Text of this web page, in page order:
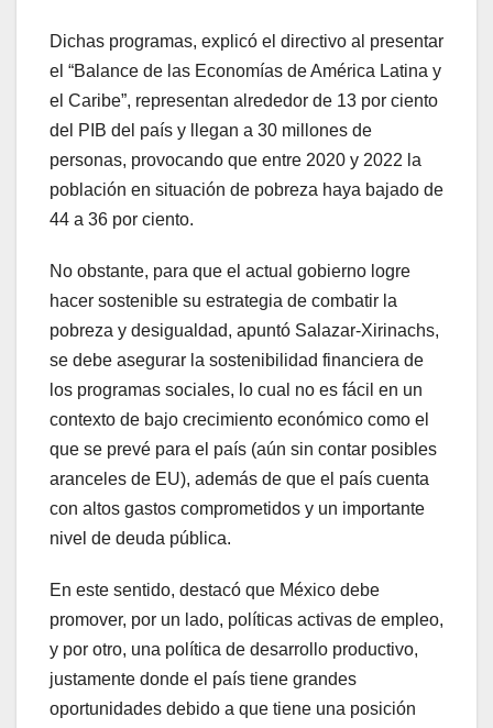
Dichas programas, explicó el directivo al presentar
el “Balance de las Economías de América Latina y
el Caribe”, representan alrededor de 13 por ciento
del PIB del país y llegan a 30 millones de
personas, provocando que entre 2020 y 2022 la
población en situación de pobreza haya bajado de
44 a 36 por ciento.
No obstante, para que el actual gobierno logre
hacer sostenible su estrategia de combatir la
pobreza y desigualdad, apuntó Salazar-Xirinachs,
se debe asegurar la sostenibilidad financiera de
los programas sociales, lo cual no es fácil en un
contexto de bajo crecimiento económico como el
que se prevé para el país (aún sin contar posibles
aranceles de EU), además de que el país cuenta
con altos gastos comprometidos y un importante
nivel de deuda pública.
En este sentido, destacó que México debe
promover, por un lado, políticas activas de empleo,
y por otro, una política de desarrollo productivo,
justamente donde el país tiene grandes
oportunidades debido a que tiene una posición